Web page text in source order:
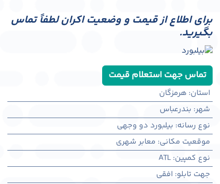
برای اطلاع از قیمت و وضعیت اکران لطفاً تماس
بگیرید.
تماس جهت استعلام قیمت
استان: هرمزگان
شهر: بندرعباس
نوع رسانه: بیلبورد دو وجهی
موقعیت مکانی: معابر شهری
نوع کمپین:
ATL
جهت تابلو: افقی